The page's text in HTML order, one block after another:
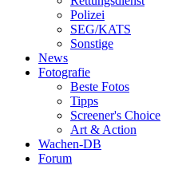
Polizei
SEG/KATS
Sonstige
News
Fotografie
Beste Fotos
Tipps
Screener's Choice
Art & Action
Wachen-DB
Forum